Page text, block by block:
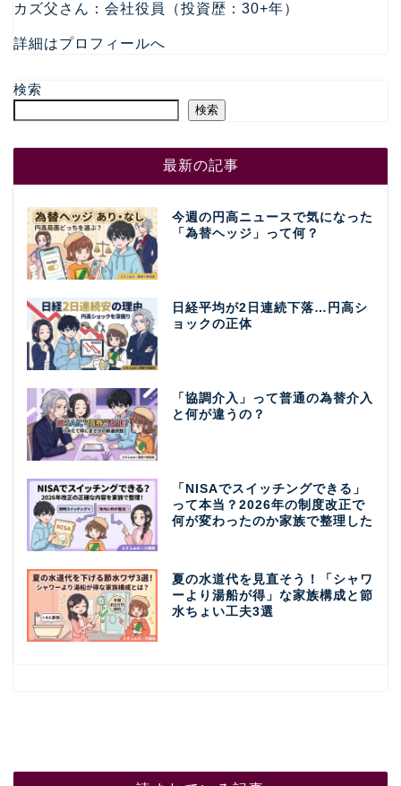
カズ父さん：会社役員（投資歴：30+年）
詳細はプロフィールへ
検索
検索
最新の記事
今週の円高ニュースで気になった
「為替ヘッジ」って何？
日経平均が2日連続下落…円高シ
ョックの正体
「協調介入」って普通の為替介入
と何が違うの？
「NISAでスイッチングできる」
って本当？2026年の制度改正で
何が変わったのか家族で整理した
夏の水道代を見直そう！「シャワ
ーより湯船が得」な家族構成と節
水ちょい工夫3選